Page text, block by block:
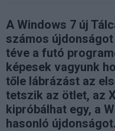
A Windows 7 új
számos
téve a futó
képesek vagyunk
tőle lábrázást az
tetszik az ötlet, az
kipróbálhat egy, a
hasonló újdonságot.